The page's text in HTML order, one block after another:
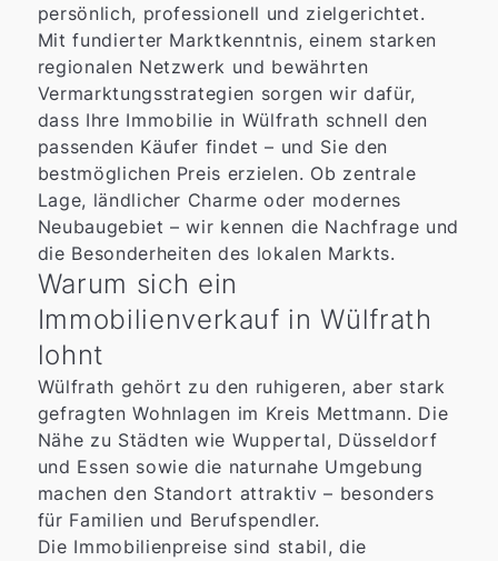
persönlich, professionell und zielgerichtet.
Mit fundierter Marktkenntnis, einem starken
regionalen Netzwerk und bewährten
Vermarktungsstrategien sorgen wir dafür,
dass Ihre Immobilie in Wülfrath schnell den
passenden Käufer findet – und Sie den
bestmöglichen Preis erzielen. Ob zentrale
Lage, ländlicher Charme oder modernes
Neubaugebiet – wir kennen die Nachfrage und
die Besonderheiten des lokalen Markts.
Warum sich ein
Immobilienverkauf in Wülfrath
lohnt
Wülfrath gehört zu den ruhigeren, aber stark
gefragten Wohnlagen im Kreis Mettmann. Die
Nähe zu Städten wie Wuppertal, Düsseldorf
und Essen sowie die naturnahe Umgebung
machen den Standort attraktiv – besonders
für Familien und Berufspendler.
Die Immobilienpreise sind stabil, die